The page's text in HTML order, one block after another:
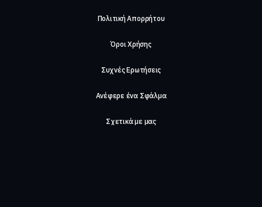
Πολιτική Απορρήτου
Όροι Χρήσης
Συχνές Ερωτήσεις
Ανέφερε ένα Σφάλμα
Σχετικά με μας